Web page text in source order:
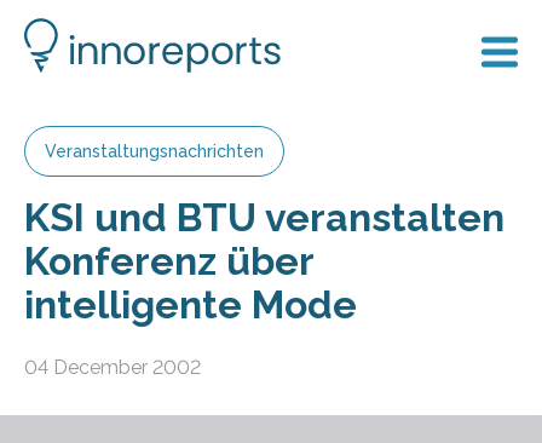
Veranstaltungsnachrichten
KSI und BTU veranstalten
Konferenz über
intelligente Mode
04 December 2002